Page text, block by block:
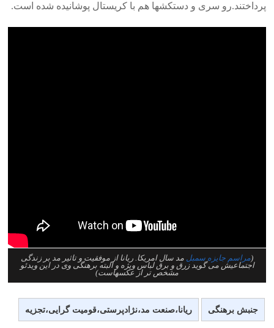
پرداختند.رو سری و دستکشها هم با کریستال پوشانیده شده است.
(مراسم جایزه سمبل مد سال امریکا. ریانا از موفقیت و تاثیر مد بر زندگی
اجتماعیش می گوید زرق و برق لباس ویژه و البته برهنگی وی در این ویدئو
مشخص تر از عکسهاست)
جنبش برهنگی ریانا،صنعت مد،نژادپرستی،قومیت گرایی،تجزیه